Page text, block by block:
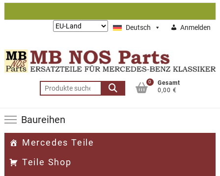
Zum
Deutsch Anmelden
Lieferung
Suchen
nach:
0
Gesamt
0,00 €
Baureihen
Mercedes Teile
Teile Shop